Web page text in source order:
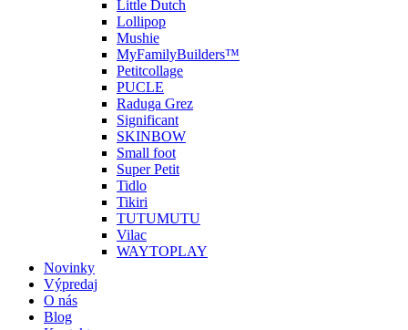
Little Dutch
Lollipop
Mushie
MyFamilyBuilders™
Petitcollage
PUCLE
Raduga Grez
Significant
SKINBOW
Small foot
Super Petit
Tidlo
Tikiri
TUTUMUTU
Vilac
WAYTOPLAY
Novinky
Výpredaj
O nás
Blog